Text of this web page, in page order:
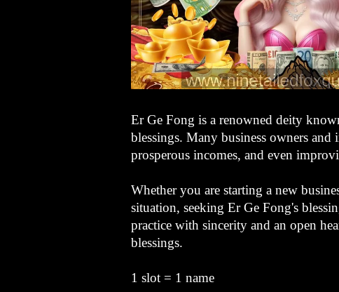
Er Ge Fong is a renowned deity
blessings. Many business owners
prosperous incomes, and even
Whether you are starting a new
situation, seeking Er Ge Fong's
practice with sincerity and an open
blessings.
1 slot = 1 name